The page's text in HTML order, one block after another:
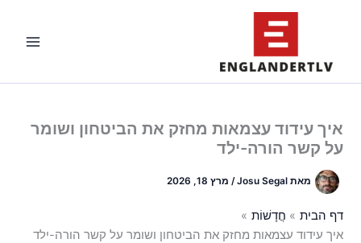
איך עידוד עצמאות מחזק את הביטחון ושומר
על קשר הורה-ילד
מאתJosu Segal
/ מרץ 18, 2026
דף הבית
חֲדָשׁוֹת
איך עידוד עצמאות מחזק את הביטחון ושומר על קשר הורה-ילד